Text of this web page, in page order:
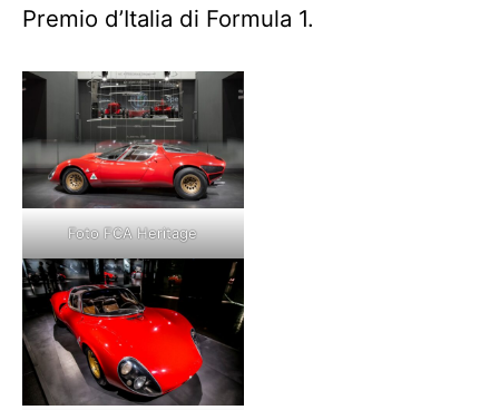
Premio d’Italia di Formula 1.
Foto FCA Heritage